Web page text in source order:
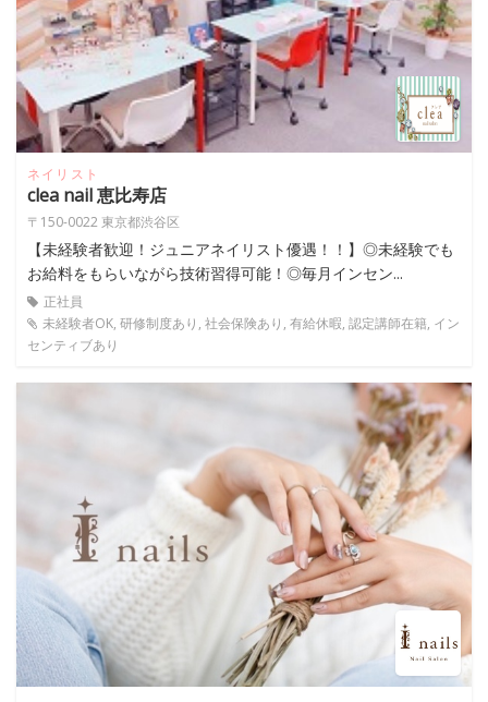
ネイリスト
clea nail 恵比寿店
〒150-0022 東京都渋谷区
【未経験者歓迎！ジュニアネイリスト優遇！！】◎未経験でも
お給料をもらいながら技術習得可能！◎毎月インセン...
正社員
未経験者OK, 研修制度あり, 社会保険あり, 有給休暇, 認定講師在籍, イン
センティブあり